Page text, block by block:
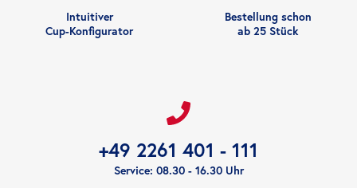
Intuitiver
Cup-Konfigurator
Bestellung schon
ab 25 Stück
+49 2261 401 - 111
Service: 08.30 - 16.30 Uhr